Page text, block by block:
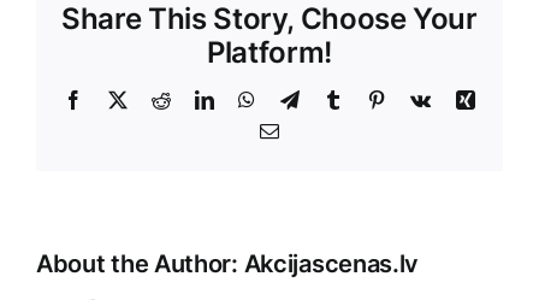
Share This Story, Choose Your
Platform!
Facebook
X RedditLinkedInWhatsApp
TelegramTumblr Pinterest
Vk
Xing
E-
About the Author: Akcijascenas.lv
Unfortunately,